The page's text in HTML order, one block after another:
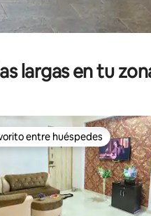
largas en tu
entre huéspedes
entre huéspedes